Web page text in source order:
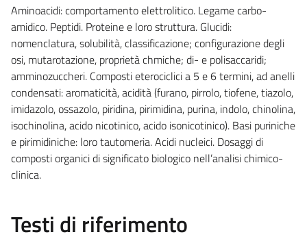
Aminoacidi: comportamento elettrolitico. Legame carbo-
amidico. Peptidi. Proteine e loro struttura. Glucidi:
nomenclatura, solubilità, classificazione; configurazione degli
osi, mutarotazione, proprietà chmiche; di- e polisaccaridi;
amminozuccheri. Composti eterociclici a 5 e 6 termini, ad anelli
condensati: aromaticità, acidità (furano, pirrolo, tiofene, tiazolo,
imidazolo, ossazolo, piridina, pirimidina, purina, indolo, chinolina,
isochinolina, acido nicotinico, acido isonicotinico). Basi puriniche
e pirimidiniche: loro tautomeria. Acidi nucleici. Dosaggi di
composti organici di significato biologico nell’analisi chimico-
clinica.
Testi di riferimento